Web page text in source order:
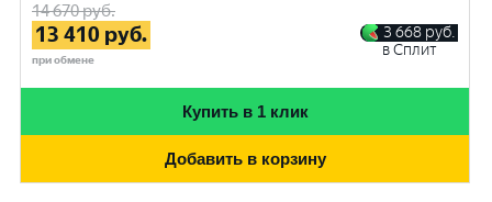
14 670руб.
13 410 руб.
при обмене
3 668 руб.
в Сплит
Купить в 1 клик
Добавить в корзину